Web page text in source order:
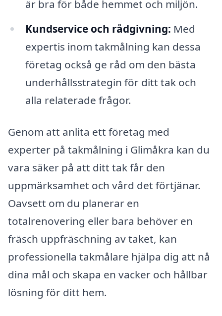
är bra för både hemmet och miljön.
Kundservice och rådgivning: Med
expertis inom takmålning kan dessa
företag också ge råd om den bästa
underhållsstrategin för ditt tak och
alla relaterade frågor.
Genom att anlita ett företag med
experter på takmålning i Glimåkra kan du
vara säker på att ditt tak får den
uppmärksamhet och vård det förtjänar.
Oavsett om du planerar en
totalrenovering eller bara behöver en
fräsch uppfräschning av taket, kan
professionella takmålare hjälpa dig att nå
dina mål och skapa en vacker och hållbar
lösning för ditt hem.